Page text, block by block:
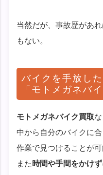
当然だが、事故歴があ
もない。
バイクを手放し
「モトメガネバ
モトメガネバイク買取
中から自分のバイクに
作業で見つけることが可
また 時間や手間をかけず